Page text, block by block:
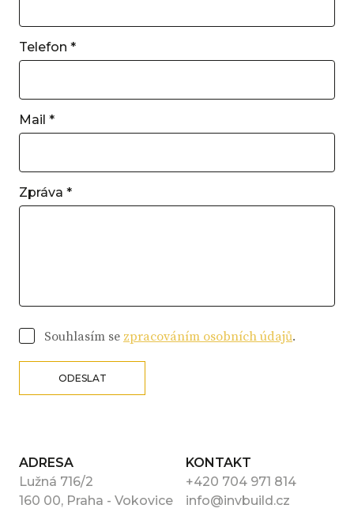
Telefon *
Mail *
Zpráva *
Souhlasím se zpracováním osobních údajů.
ODESLAT
ADRESA
Lužná 716/2
160 00, Praha - Vokovice
KONTAKT
+420 704 971 814
info@invbuild.cz